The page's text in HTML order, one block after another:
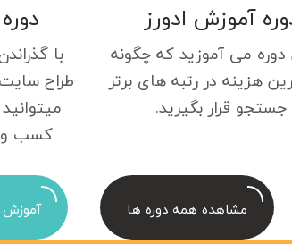
آموزش ادورز
دوره می آموزید که چگونه
هزینه در رتبه های برتر
جستجو قرار بگیرید.
با
طراح
کسب و
مشاهده همه دوره ها آموزش